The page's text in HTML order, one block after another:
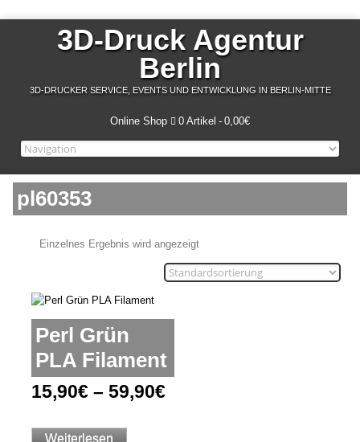
3D-Druck Agentur
Berlin
3D-DRUCKER SERVICE, EVENTS UND ENTWICKLUNG IN BERLIN-MITTE
Online Shop 0 Artikel 0,00€
pl60353
Einzelnes Ergebnis wird angezeigt
Perl Grün
PLA Filament
15,90€ – 59,90€
Weiterlesen